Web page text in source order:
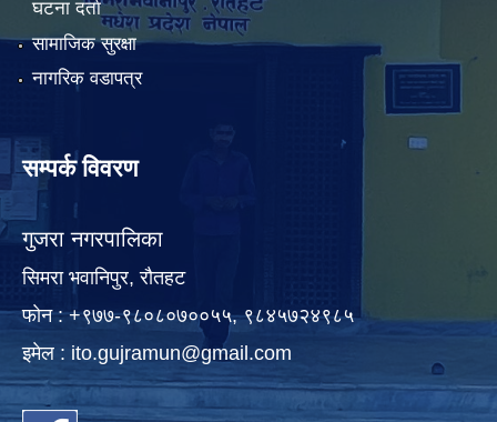
घटना दर्ता
सामाजिक सुरक्षा
नागरिक वडापत्र
सम्पर्क विवरण
गुजरा नगरपालिका
सिमरा भवानिपुर, राैतहट
फाेन : +९७७-९८०८०७००५५, ९८४५७२४९८५
इमेल : ito.gujramun@gmail.com